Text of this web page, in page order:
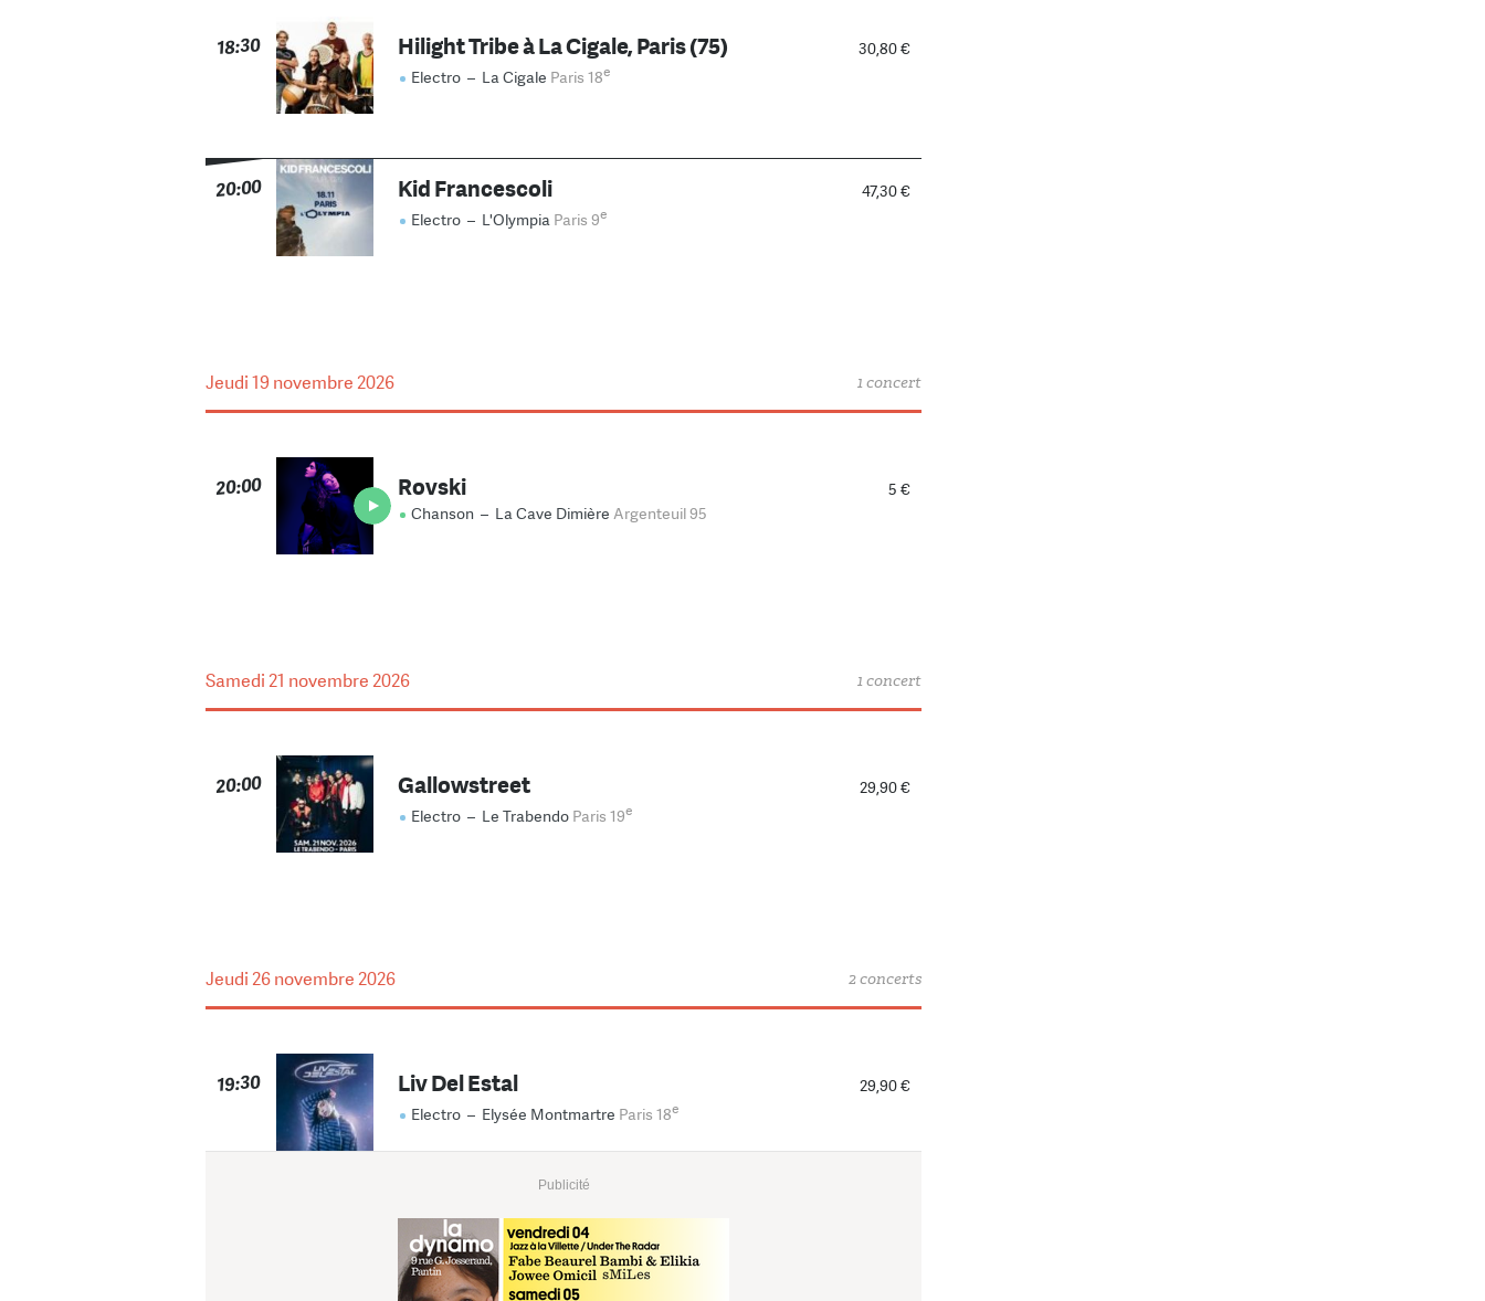
18:30 30,80 €
Hilight Tribe à La Cigale, Paris (75)
Electro – La Cigale Paris 18e
20:00 47,30 €
Kid Francescoli
Electro – L'Olympia Paris 9e
Jeudi19 novembre 2026 1 concert
20:00 5 €
Rovski
Chanson – La Cave Dimière Argenteuil 95
Samedi 21 novembre 2026 1 concert
20:00 29,90 €
Gallowstreet
Electro – Le Trabendo Paris 19e
Jeudi 26 novembre 2026 2 concerts
19:30 29,90 €
Liv Del Estal
Electro – Elysée Montmartre Paris 18e
Publicité